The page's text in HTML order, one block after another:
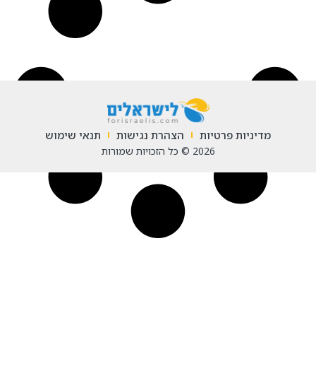
מדיניות פרטיות הצהרת נגישות תנאי שימוש
2026 © כל הזכויות שמורות